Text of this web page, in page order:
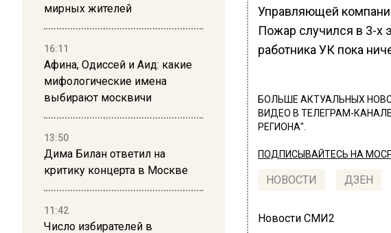
мирных жителей
16:11
Афина, Одиссей и Аид: какие
мифологические имена
выбирают москвичи
13:50
Дима Билан ответил на
критику концерта в Москве
11:42
Число избирателей в
Управляющей
Пожар случился в 3-х
работника УК пока
БОЛЬШЕ АКТУАЛЬНЫХ
ВИДЕО В ТЕЛЕГРАМ-
РЕГИОНА".
ПОДПИСЫВАЙТЕСЬ НА
НОВОСТИ ДЗЕН
Новости СМИ2